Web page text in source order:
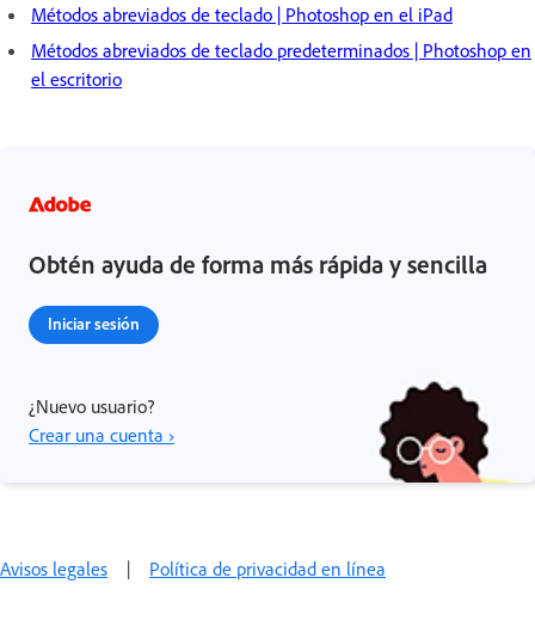
Métodos abreviados de teclado | Photoshop en el iPad
Métodos abreviados de teclado predeterminados | Photoshop en
el escritorio
Obtén ayuda de forma más rápida y sencilla
Iniciar sesión
¿Nuevo usuario?
Crear una cuenta ›
Avisos legales | Política de privacidad en línea